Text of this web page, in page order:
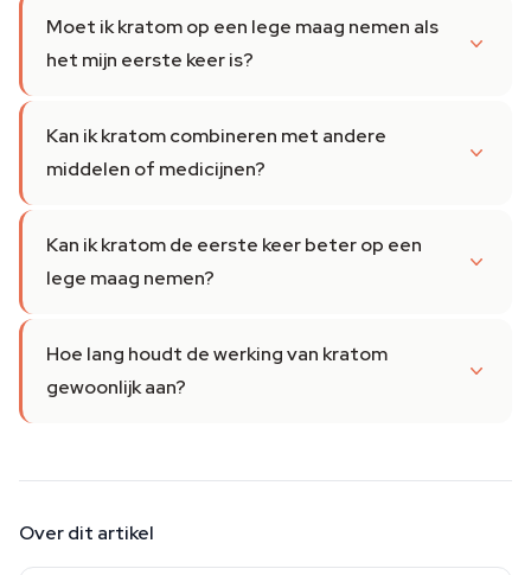
Moet ik kratom op een lege maag nemen als
het mijn eerste keer is?
Kan ik kratom combineren met andere
middelen of medicijnen?
Kan ik kratom de eerste keer beter op een
lege maag nemen?
Hoe lang houdt de werking van kratom
gewoonlijk aan?
Over dit artikel